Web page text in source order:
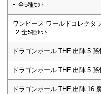
ｰ 全5種ｾｯﾄ
ワンピース ワールドコレクタ
ｰ2 全5種ｾｯﾄ
ドラゴンボール THE 出陣 5 孫
ドラゴンボール THE 出陣 5
ドラゴンボール THE 出陣 16